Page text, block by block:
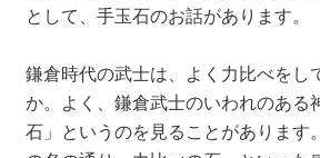
として、手玉石のお話があります。
鎌倉時代の武士は、よく力比べをし
か。よく、鎌倉武士のいわれのある
石」というのを見ることがあります